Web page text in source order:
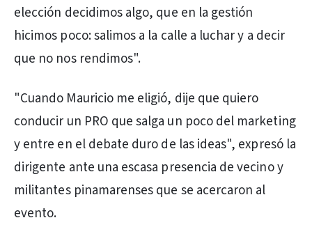
elección decidimos algo, que en la gestión
hicimos poco: salimos a la calle a luchar y a decir
que no nos rendimos".
"Cuando Mauricio me eligió, dije que quiero
conducir un PRO que salga un poco del marketing
y entre en el debate duro de las ideas", expresó la
dirigente ante una escasa presencia de vecino y
militantes pinamarenses que se acercaron al
evento.